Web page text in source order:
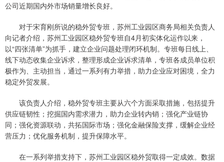
公司近期国内外市场销量增长良好。
对于宋育刚所说的稳外贸专班，苏州工业园区商务局相关负责人
向记者介绍，苏州工业园区稳外贸专班自4月初实体化运作以来，
以“四张清单”为抓手，建立企业问题处理闭环机制。专班每日线上、
线下动态收集企业诉求，整理形成企业诉求清单，专班各成员单位积
极作为、主动担当，通过一系列有力举措，助力企业应对困境，全力
稳定外贸发展。
该负责人介绍，稳外贸专班主要从六个方面采取措施，包括提升
供应链韧性；挖掘国内需求潜力，助力企业转内销；强化产业链协
同；强化资源联动，共拓国际市场；强化金融保险支撑，缓解企业经
营压力；优化服务机制，提升保障水平。
在一系列举措支持下，苏州工业园区稳外贸取得一定成效。数据